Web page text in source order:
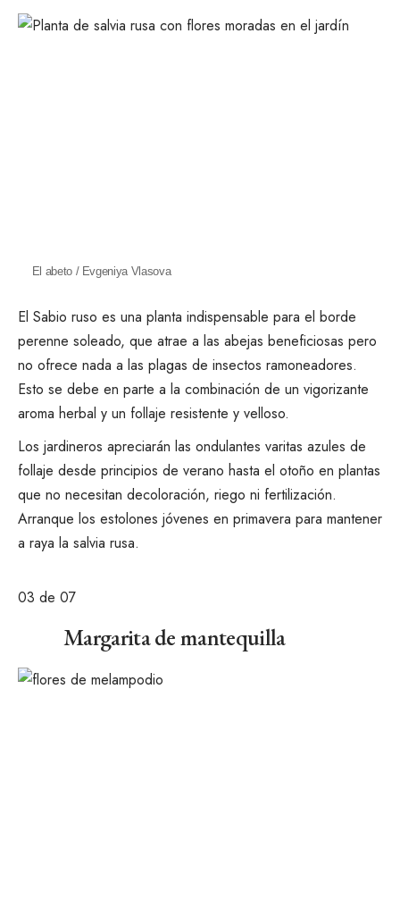
El abeto / Evgeniya Vlasova
El Sabio ruso es una planta indispensable para el borde
perenne soleado, que atrae a las abejas beneficiosas pero
no ofrece nada a las plagas de insectos ramoneadores.
Esto se debe en parte a la combinación de un vigorizante
aroma herbal y un follaje resistente y velloso.
Los jardineros apreciarán las ondulantes varitas azules de
follaje desde principios de verano hasta el otoño en plantas
que no necesitan decoloración, riego ni fertilización.
Arranque los estolones jóvenes en primavera para mantener
a raya la salvia rusa.
03 de 07
Margarita de mantequilla